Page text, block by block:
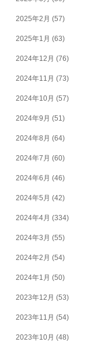
2025年2月 (57)
2025年1月 (63)
2024年12月 (76)
2024年11月 (73)
2024年10月 (57)
2024年9月 (51)
2024年8月 (64)
2024年7月 (60)
2024年6月 (46)
2024年5月 (42)
2024年4月 (334)
2024年3月 (55)
2024年2月 (54)
2024年1月 (50)
2023年12月 (53)
2023年11月 (54)
2023年10月 (48)